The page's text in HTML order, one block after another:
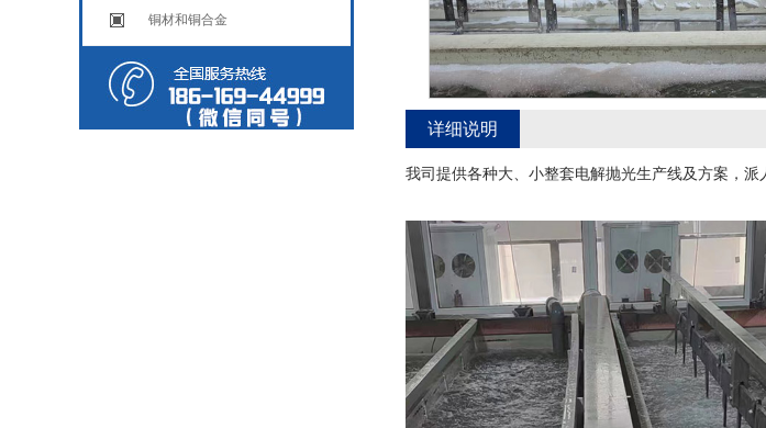
铜材和铜合金
详细说明
我司提供各种大、小整套电解抛光生产线及方案，